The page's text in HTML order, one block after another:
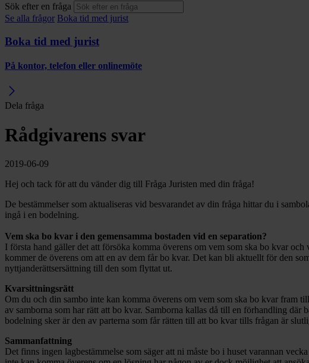
Sök efter en fråga
Se alla frågor Boka tid med jurist
Boka tid med jurist
På kontor, telefon eller onlinemöte
Dela fråga
Rådgivarens svar
2019-06-09
Hej och tack för att du vänder dig till Fråga Juristen med din fråga!
De bestämmelser som aktualiseras vid besvarandet av din fråga hittar du i
ingå i en bodelning.
Vem ska bo kvar i den gemensamma bostaden vid en separation?
I första hand gäller det att försöka komma överens om vem som ska bo kvar
kommer de överens om att en av dem får bo kvar. Det kan bli aktuellt för den
nyttjanderättsersättning till den som flyttat ut.
Kvarsittningsrätt
Om du och din sambo inte kan komma överens om vem som ska bo kvar fram
av samborna som har rätt att bo kvar. Samborna kallas då till en förhandling
bodelning sker är den av parterna som får rätten till att bo kvar tills frågan är
Sammanfattning
Det finns ingen lagbestämmelse som säger att ni måste bo i huset varannan